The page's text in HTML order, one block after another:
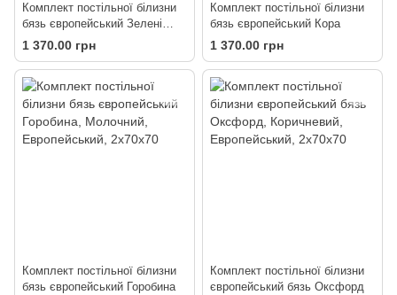
Комплект постільної білизни
бязь європейський Зелені
ромби
1 370.00 грн
Комплект постільної білизни
бязь європейський Кора
1 370.00 грн
Комплект постільної білизни
бязь європейський Горобина
Комплект постільної білизни
європейський бязь Оксфорд